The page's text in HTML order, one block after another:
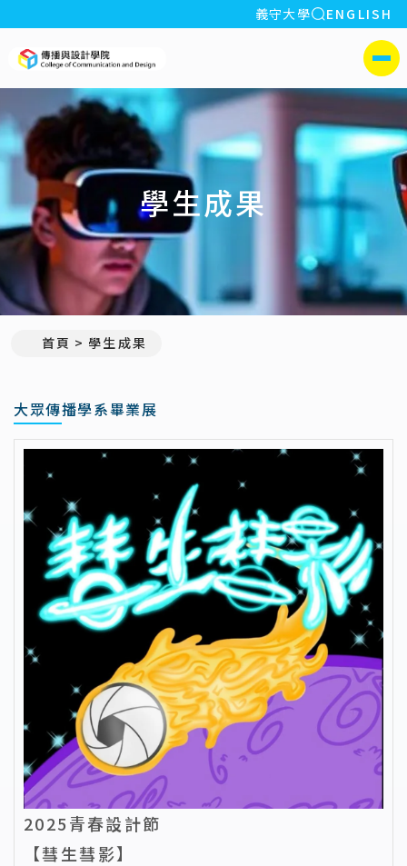
:::
義守大學 全站搜索
ENGLISH
側選單
學生成果
首頁 學生成果
大眾傳播學系畢業展
2025青春設計節
【彗生彗影】